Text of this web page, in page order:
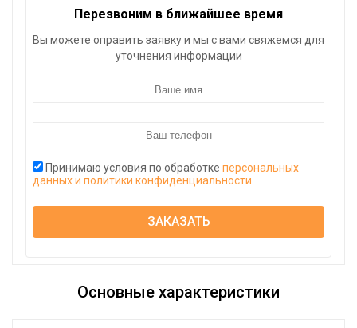
Перезвоним в ближайшее время
Вы можете оправить заявку и мы с вами свяжемся для
уточнения информации
Принимаю условия по обработке персональных
данных и политики конфиденциальности
ЗАКАЗАТЬ
Основные характеристики